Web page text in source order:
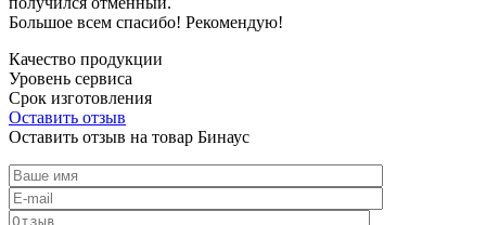
Большое всем спасибо! Рекомендую!
Качество продукции
Уровень сервиса
Срок изготовления
Оставить отзыв
Оставить отзыв на товар Бинаус